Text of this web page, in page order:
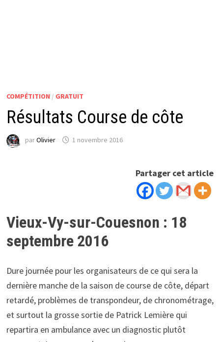
COMPÉTITION / GRATUIT
Résultats Course de côte
parOlivier 1 novembre 2016
Partager cet article
Vieux-Vy-sur-Couesnon : 18
septembre 2016
Dure journée pour les organisateurs de ce qui sera la
dernière manche de la saison de course de côte, départ
retardé, problèmes de transpondeur, de chronométrage,
et surtout la grosse sortie de Patrick Lemière qui
repartira en ambulance avec un diagnostic plutôt